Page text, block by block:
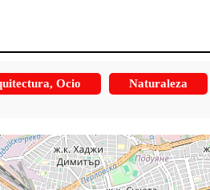
Ocio Naturaleza